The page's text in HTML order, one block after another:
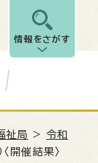
情報をさがす
祉局 > 令和
開催結果〉